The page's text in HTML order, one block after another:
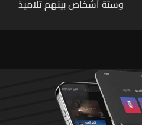
وستة أشخاص بينهم تلاميذ